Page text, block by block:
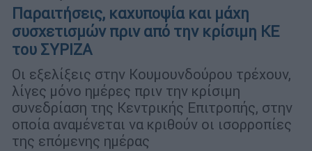
Παραιτήσεις, καχυποψία και μάχη
συσχετισμών πριν από την κρίσιμη ΚΕ
του ΣΥΡΙΖΑ
Οι εξελίξεις στην Κουμουνδούρου τρέχουν,
λίγες μόνο ημέρες πριν την κρίσιμη
συνεδρίαση της Κεντρικής Επιτροπής, στην
οποία αναμένεται να κριθούν οι ισορροπίες
της επόμενης ημέρας